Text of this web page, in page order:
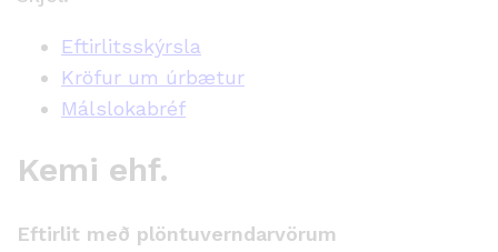
Eftirlitsskýrsla
Kröfur um úrbætur
Málslokabréf
Kemi ehf.
Eftirlit með plöntuverndarvörum